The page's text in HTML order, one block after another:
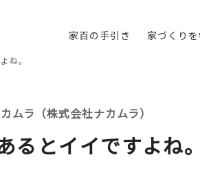
家百の手引き 家づくり
ね。
ムラ（株式会社ナカムラ）
るとイイですよね。